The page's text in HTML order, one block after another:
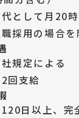
として月20
採用の場合を
規定による
回支給
日以上、完